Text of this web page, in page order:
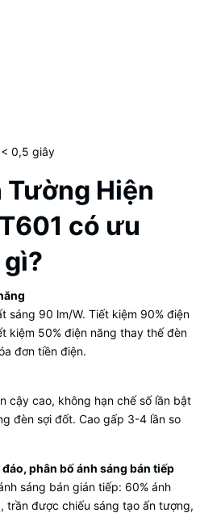
0,5 giây
Tường Hiện
có ưu
sáng 90 lm/W. Tiết kiệm 90% điện
kiệm 50% điện năng thay thế đèn
đơn tiền điện.
cậy cao, không hạn chế số lần bật
đèn sợi đốt. Cao gấp 3-4 lần so
phân bố ánh sáng bán tiếp
sáng bán gián tiếp: 60% ánh
trần được chiếu sáng tạo ấn tượng,